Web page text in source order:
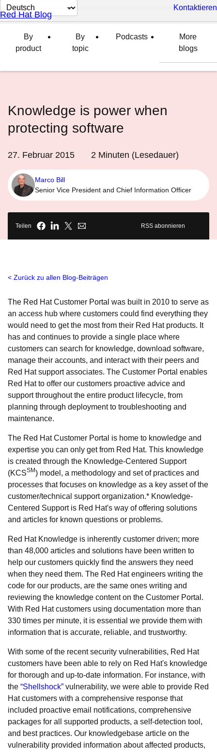
Sprache
auswählen
Kontaktieren
Red Hat Blog
By
product
By
topic
Podcasts
More
blogs
Knowledge is power when
protecting software
27. Februar 2015 2 Minuten (Lesedauer)
Marco Bill
Senior Vice President and Chief Information Officer
Teilen RSS abonnieren
Zurück zu allen Blog-Beiträgen
The Red Hat Customer Portal was built in 2010 to serve as
an access hub where customers could find everything they
would need to get the most from their Red Hat products. It
has and continues to provide a single place where
customers can search for knowledge, download software,
manage their accounts, and interact with their peers and
Red Hat support associates. The Customer Portal enables
Red Hat to offer our customers proactive advice and
support throughout the entire product lifecycle, from
planning through deployment to troubleshooting and
maintenance.
The Red Hat Customer Portal is home to knowledge and
expertise you can only get from Red Hat. This knowledge
is created through the Knowledge-Centered Support
(KCSSM) model, a methodology and set of practices and
processes that focuses on knowledge as a key asset of the
customer/technical support organization.* Knowledge-
Centered Support is Red Hat's way of offering solutions
and articles for known questions or problems.
Red Hat Knowledge is inherently customer driven; more
than 48,000 articles and solutions have been written to
help our customers quickly find the answers they need
when they need them. The Red Hat engineers writing the
code for our products, are the same ones writing and
reviewing the knowledge content on the Customer Portal.
With Red Hat customers using documentation more than
330 times per minute, it is essential we provide them with
information that is accurate, reliable, and trustworthy.
With some of the recent security vulnerabilities, Red Hat
customers have been able to rely on Red Hat's knowledge
for thorough and up-to-date information. For instance, with
the “Shellshock” vulnerability, we were able to provide Red
Hat customers with a comprehensive response that
included proactive email notifications, comprehensive
packages for all supported products, a self-detection tool,
and best practices. Our knowledgebase article on the
vulnerability provided information about affected products,